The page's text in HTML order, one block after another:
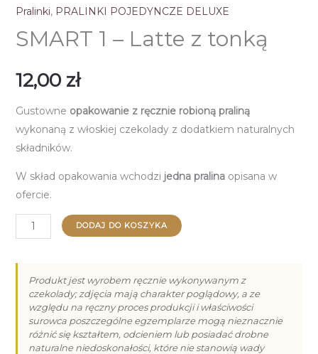
Pralinki, PRALINKI POJEDYNCZE DELUXE
SMART 1 – Latte z tonką
12,00 zł
Gustowne opakowanie z ręcznie robioną praliną
wykonaną z włoskiej czekolady z dodatkiem naturalnych
składników.
W skład opakowania wchodzi jedna pralinaopisana w
ofercie.
ilość
SMART
Latte
tonką
DODAJ DO KOSZYKA
Produkt jest wyrobem ręcznie wykonywanym z
czekolady; zdjęcia mają charakter poglądowy, a ze
względu na ręczny proces produkcji i właściwości
surowca poszczególne egzemplarze mogą nieznacznie
różnić się kształtem, odcieniem lub posiadać drobne
naturalne niedoskonałości, które nie stanowią wady